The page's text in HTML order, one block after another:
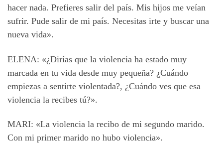
hacer nada. Prefieres salir del país. Mis hijos me veían
sufrir. Pude salir de mi país. Necesitas irte y buscar una
nueva vida».
ELENA: «¿Dirías que la violencia ha estado muy
marcada en tu vida desde muy pequeña? ¿Cuándo
empiezas a sentirte violentada?, ¿Cuándo ves que esa
violencia la recibes tú?».
MARI: «La violencia la recibo de mi segundo marido.
Con mi primer marido no hubo violencia».